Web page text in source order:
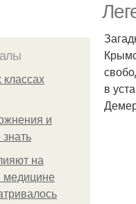
классах
и
на
медицине
в